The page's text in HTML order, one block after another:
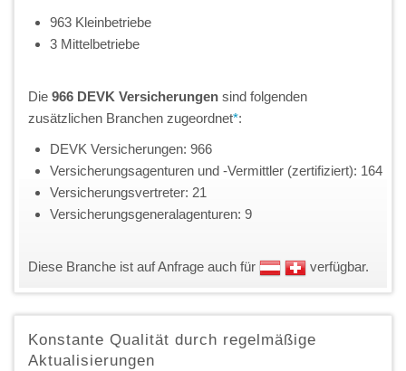
963 Kleinbetriebe
3 Mittelbetriebe
Die 966 DEVK Versicherungen sind folgenden
zusätzlichen Branchen zugeordnet*:
DEVK Versicherungen: 966
Versicherungsagenturen und -Vermittler (zertifiziert): 164
Versicherungsvertreter: 21
Versicherungsgeneralagenturen: 9
Diese Branche ist auf Anfrage auch für verfügbar.
Konstante Qualität durch regelmäßige
Aktualisierungen